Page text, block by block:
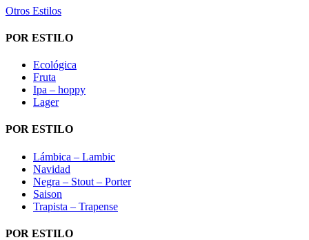
Otros Estilos
POR ESTILO
Ecológica
Fruta
Ipa – hoppy
Lager
POR ESTILO
Lámbica – Lambic
Navidad
Negra – Stout – Porter
Saison
Trapista – Trapense
POR ESTILO